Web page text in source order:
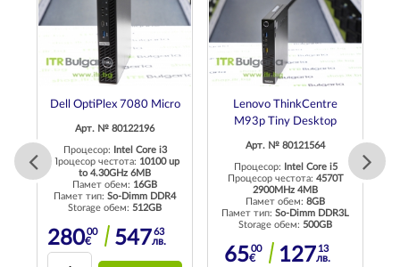
Dell OptiPlex 7080 Micro
Арт. № 80122196
Процесор:
Intel Core i3
Процесор честота: 10100 up
to 4.30GHz 6MB
Памет обем: 16GB
Памет тип: So-Dimm DDR4
Storage обем: 512GB
28000
€ 54763
лв.
Lenovo ThinkCentre
M93p Tiny Desktop
Арт. № 80121564
Процесор:
Intel Core i5
Процесор честота: 4570T
2900MHz 4MB
Памет обем: 8GB
Памет тип: So-Dimm DDR3L
Storage обем: 500GB
6500
€ 12713
лв.